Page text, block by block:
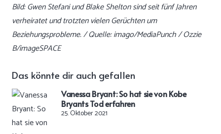
Bild: Gwen Stefani und Blake Shelton sind seit fünf Jahren
verheiratet und trotzten vielen Gerüchten um
Beziehungsprobleme. / Quelle: imago/MediaPunch / Ozzie
B/imageSPACE
Das könnte dir auch gefallen
Vanessa Bryant: So hat sie von Kobe
Bryants Tod erfahren
25. Oktober 2021